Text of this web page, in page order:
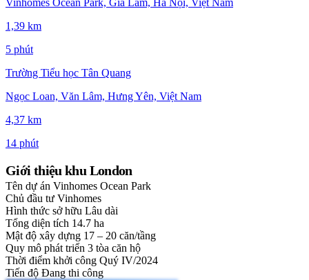
Vinhomes Ocean Park, Gia Lâm, Hà Nội, Việt Nam
1,39 km
5 phút
Trường Tiểu học Tân Quang
Ngọc Loan, Văn Lâm, Hưng Yên, Việt Nam
4,37 km
14 phút
Giới thiệu khu London
Tên dự án Vinhomes Ocean Park
Chủ đầu tư Vinhomes
Hình thức sở hữu Lâu dài
Tổng diện tích 14.7 ha
Mật độ xây dựng 17 – 20 căn/tầng
Quy mô phát triển 3 tòa căn hộ
Thời điểm khởi công Quý IV/2024
Tiến độ Đang thi công